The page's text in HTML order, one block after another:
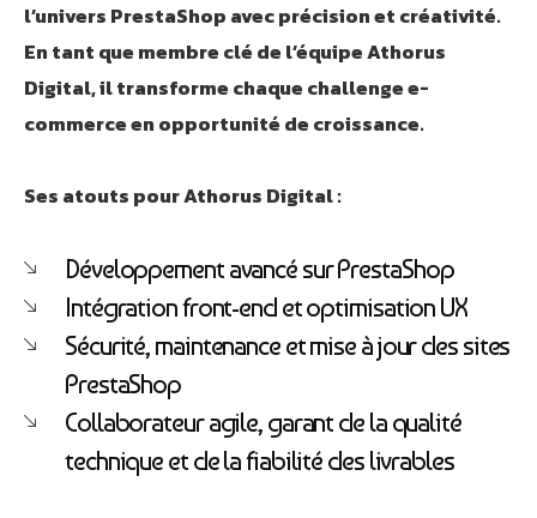
l’univers PrestaShop avec précision et créativité.
En tant que membre clé de l’équipe Athorus
Digital, il transforme chaque challenge e-
commerce en opportunité de croissance.
Ses atouts pour Athorus Digital :
Développement avancé sur PrestaShop
Intégration front-end et optimisation UX
Sécurité, maintenance et mise à jour des sites
PrestaShop
Collaborateur agile, garant de la qualité
technique et de la fiabilité des livrables
Athobot
Bienvenue chez Athorus Digital
Je suis Athobot, votre assistant digital.